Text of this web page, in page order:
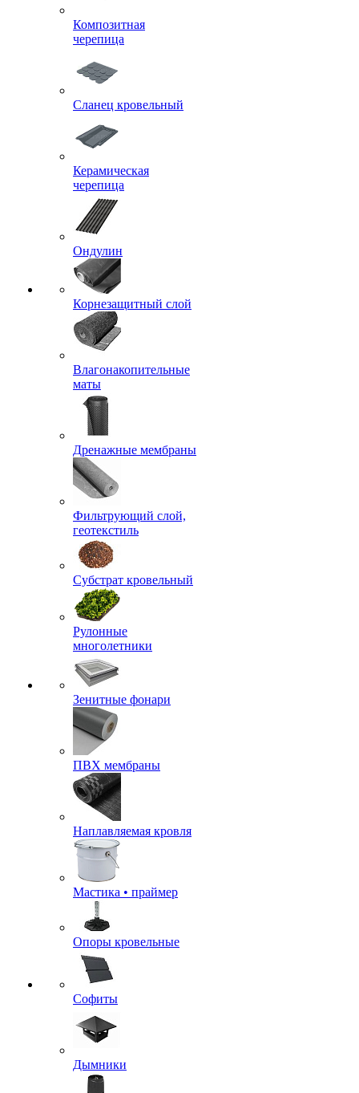
Композитная
черепица
Сланец кровельный
Керамическая
черепица
Ондулин
Корнезащитный слой
Влагонакопительные
маты
Дренажные мембраны
Фильтрующий слой,
геотекстиль
Субстрат кровельный
Рулонные
многолетники
Зенитные фонари
ПВХ мембраны
Наплавляемая кровля
Мастика • праймер
Опоры кровельные
Софиты
Дымники